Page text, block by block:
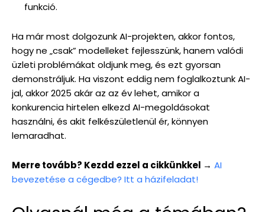
funkció.
Ha már most dolgozunk AI-projekten, akkor fontos,
hogy ne „csak” modelleket fejlesszünk, hanem valódi
üzleti problémákat oldjunk meg, és ezt gyorsan
demonstráljuk. Ha viszont eddig nem foglalkoztunk AI-
jal, akkor 2025 akár az az év lehet, amikor a
konkurencia hirtelen elkezd AI-megoldásokat
használni, és akit felkészületlenül ér, könnyen
lemaradhat.
Merre tovább? Kezdd ezzel a cikkünkkel → AI
bevezetése a cégedbe? Itt a házifeladat!